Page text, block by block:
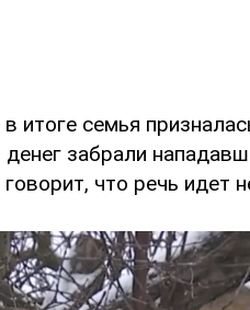
итоге семья
забрали
что речь идет